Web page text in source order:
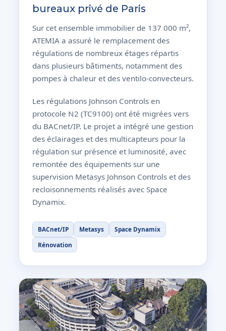
bureaux privé de Paris
Sur cet ensemble immobilier de 137 000 m²,
ATEMIA a assuré le remplacement des
régulations de nombreux étages répartis
dans plusieurs bâtiments, notamment des
pompes à chaleur et des ventilo-convecteurs.
Les régulations Johnson Controls en
protocole N2 (TC9100) ont été migrées vers
du BACnet/IP. Le projet a intégré une gestion
des éclairages et des multicapteurs pour la
régulation sur présence et luminosité, avec
remontée des équipements sur une
supervision Metasys Johnson Controls et des
recloisonnements réalisés avec Space
Dynamix.
BACnet/IP Metasys
Space Dynamix
Rénovation